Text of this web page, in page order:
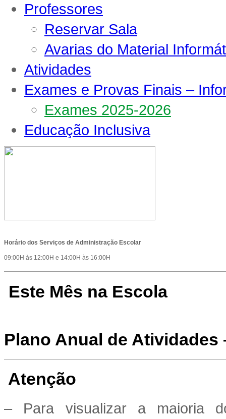
Professores
Reservar Sala
Avarias do Material
Atividades
Exames e Provas Finais –
Exames 2025-2026
Educação Inclusiva
Horário dos Serviços de Administração Escolar
09:00H às 12:00H e 14:00H às 16:00H
Este Mês na Escola
Plano Anual de Atividades
Atenção
– Para visualizar a maioria